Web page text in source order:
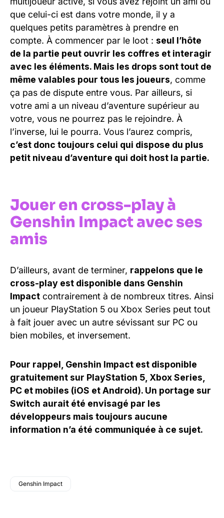
que celui-ci est dans votre monde, il y a
quelques petits paramètres à prendre en
compte. À commencer par le loot : seul l’hôte
de la partie peut ouvrir les coffres et interagir
avec les éléments. Mais les drops sont tout de
même valables pour tous les joueurs, comme
ça pas de dispute entre vous. Par ailleurs, si
votre ami a un niveau d’aventure supérieur au
votre, vous ne pourrez pas le rejoindre. À
l’inverse, lui le pourra. Vous l’aurez compris,
c’est donc toujours celui qui dispose du plus
petit niveau d’aventure qui doit host la partie.
Jouer en cross-play à
Genshin Impact avec ses
amis
D’ailleurs, avant de terminer, rappelons que le
cross-play est disponible dans Genshin
Impact contrairement à de nombreux titres. Ainsi
un joueur PlayStation 5 ou Xbox Series peut tout
à fait jouer avec un autre sévissant sur PC ou
bien mobiles, et inversement.
Pour rappel, Genshin Impact est disponible
gratuitement sur PlayStation 5, Xbox Series,
PC et mobiles (iOS et Android). Un portage sur
Switch aurait été envisagé par les
développeurs mais toujours aucune
information n’a été communiquée à ce sujet.
Genshin Impact